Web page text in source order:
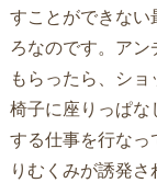
すことができない
ろなのです。ア
もらったら、ショ
椅子に座りっぱ
する仕事を行な
りむくみが誘発